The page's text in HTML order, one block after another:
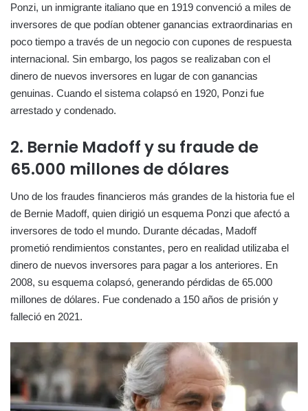
Ponzi, un inmigrante italiano que en 1919 convenció a miles de
inversores de que podían obtener ganancias extraordinarias en
poco tiempo a través de un negocio con cupones de respuesta
internacional. Sin embargo, los pagos se realizaban con el
dinero de nuevos inversores en lugar de con ganancias
genuinas. Cuando el sistema colapsó en 1920, Ponzi fue
arrestado y condenado.
2. Bernie Madoff y su fraude de
65.000 millones de dólares
Uno de los fraudes financieros más grandes de la historia fue el
de Bernie Madoff, quien dirigió un esquema Ponzi que afectó a
inversores de todo el mundo. Durante décadas, Madoff
prometió rendimientos constantes, pero en realidad utilizaba el
dinero de nuevos inversores para pagar a los anteriores. En
2008, su esquema colapsó, generando pérdidas de 65.000
millones de dólares. Fue condenado a 150 años de prisión y
falleció en 2021.